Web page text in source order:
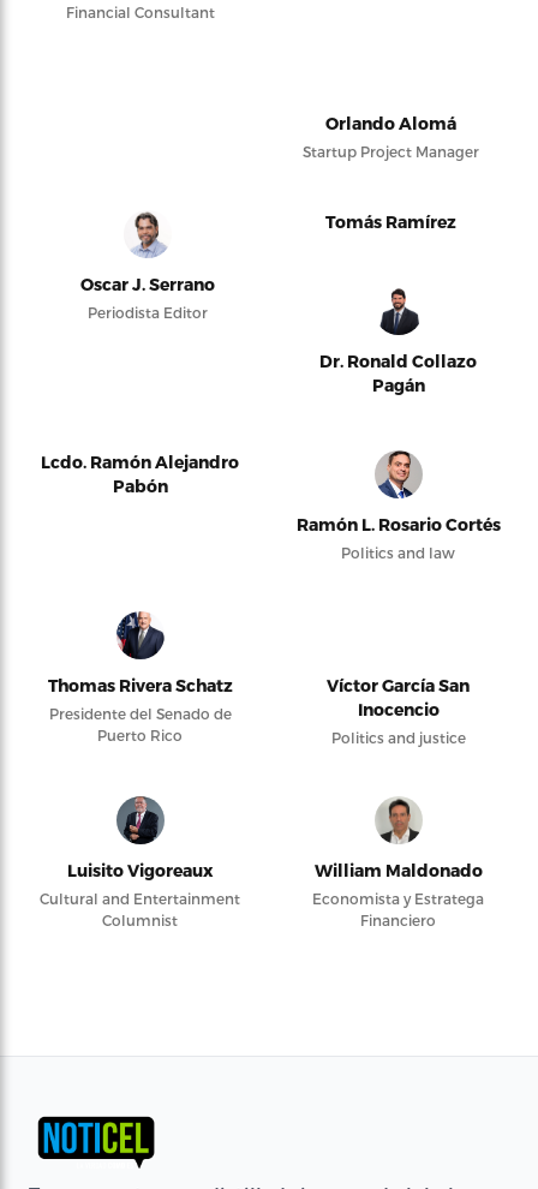
Financial Consultant
Orlando Alomá
Startup Project Manager
Oscar J. Serrano
Periodista Editor
Tomás Ramírez
Dr. Ronald Collazo
Pagán
Lcdo. Ramón Alejandro
Pabón
Ramón L. Rosario Cortés
Politics and law
Thomas Rivera Schatz
Presidente del Senado de
Puerto Rico
Víctor García San
Inocencio
Politics and justice
Luisito Vigoreaux
Cultural and Entertainment
Columnist
William Maldonado
Economista y Estratega
Financiero